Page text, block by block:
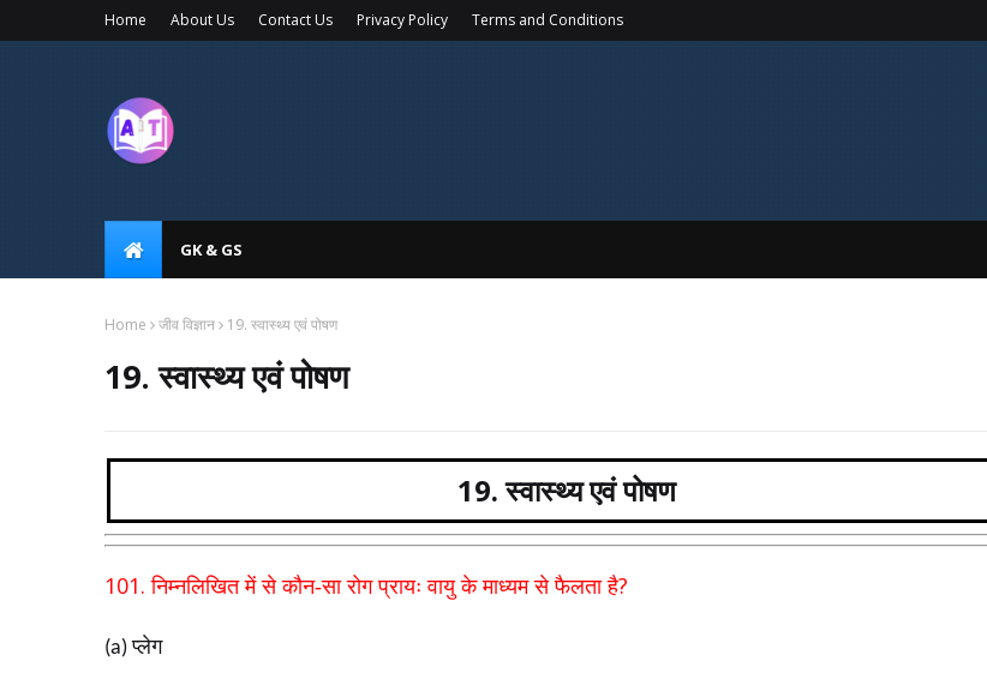
Home About Us Contact Us Privacy Policy Terms and Conditions
GK & GS
Home जीव विज्ञान 19. स्वास्थ्य एवं पोषण
19. स्वास्थ्य एवं पोषण
19. स्वास्थ्य एवं पोषण
101.निम्नलिखित में से कौन-सा रोग प्रायः वायु के माध्यम से फैलता है?
(a)प्लेग